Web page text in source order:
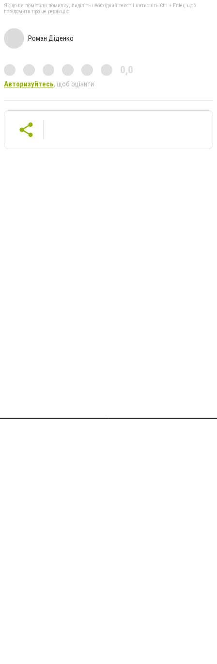
Якщо ви помітили помилку, виділіть необхідний текст і натисніть Ctrl + Enter, щоб
повідомити про це редакцію
Роман Діденко
0,0
Авторизуйтесь, щоб оцінити